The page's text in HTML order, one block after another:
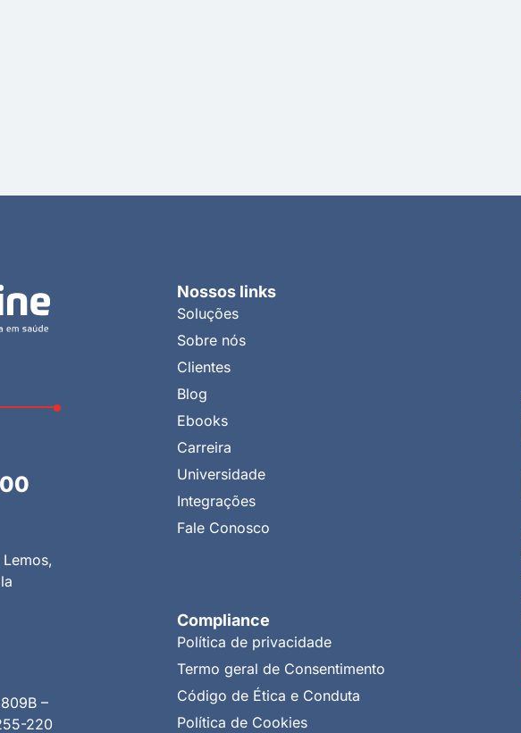
–
220
Nossos links
Soluções
Sobre nós
Clientes
Blog
Ebooks
Carreira
Universidade
Integrações
Fale Conosco
Compliance
Política de privacidade
Termo geral de Consentimento
Código de Ética e Conduta
Política de Cookies